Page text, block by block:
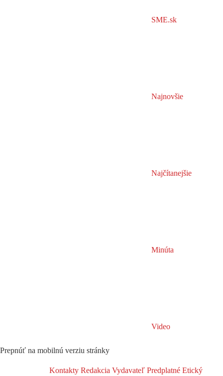
SME.sk
Najnovšie
Najčítanejšie
Minúta
Video
Prepnúť na mobilnú verziu stránky
Kontakty Redakcia Vydavateľ Predplatné Etický